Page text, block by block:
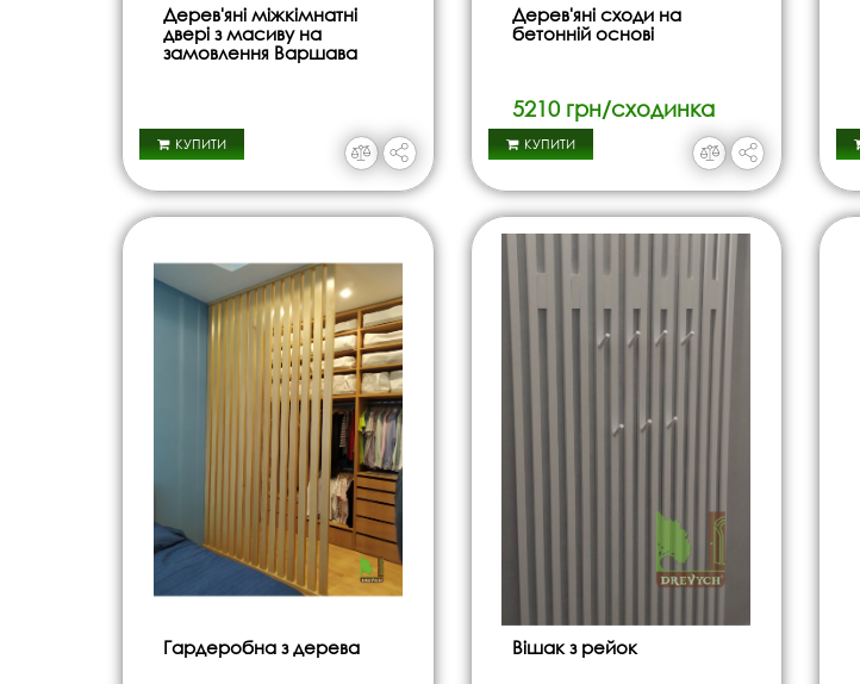
Дерев'яні міжкімнатні
двері з масиву на
замовлення Варшава
КУПИТИ
Дерев'яні сходи на
бетонній основі
5210 грн/сходинка
КУПИТИ
Гардеробна з дерева Вішак з рейок